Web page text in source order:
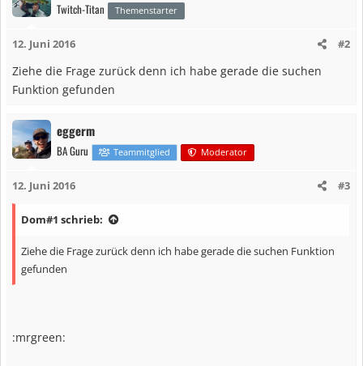
Twitch-Titan Themenstarter
12. Juni 2016 #2
Ziehe die Frage zurück denn ich habe gerade die suchen
Funktion gefunden
eggerm
BA Guru Teammitglied Moderator
12. Juni 2016 #3
Dom#1 schrieb:
Ziehe die Frage zurück denn ich habe gerade die suchen Funktion
gefunden
:mrgreen: